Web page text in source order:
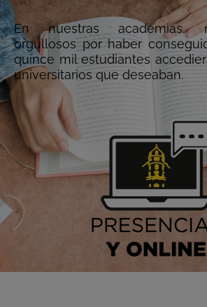
En nuestras academias,
orgullosos por haber
quince mil estudiantes
universitarios que deseaban.